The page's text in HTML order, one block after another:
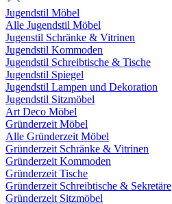
Jugendstil Möbel
Alle Jugendstil Möbel
Jugenstil Schränke & Vitrinen
Jugendstil Kommoden
Jugendstil Schreibtische & Tische
Jugendstil Spiegel
Jugendstil Lampen und Dekoration
Jugendstil Sitzmöbel
Art Deco Möbel
Gründerzeit Möbel
Alle Gründerzeit Möbel
Gründerzeit Schränke & Vitrinen
Gründerzeit Kommoden
Gründerzeit Tische
Gründerzeit Schreibtische & Sekretäre
Gründerzeit Sitzmöbel